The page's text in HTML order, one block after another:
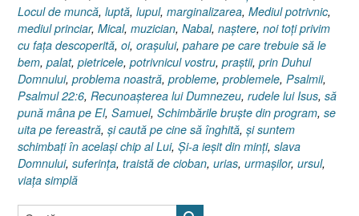
Locul de muncă, luptă, lupul, marginalizarea, Mediul potrivnic,
mediul princiar, Mical, muzician, Nabal, naştere, noi toţi privim
cu faţa descoperită, oi, oraşului, pahare pe care trebuie să le
bem, palat, pietricele, potrivnicul vostru, praştii, prin Duhul
Domnului, problema noastră, probleme, problemele, Psalmii,
Psalmul 22:6, Recunoaşterea lui Dumnezeu, rudele lui Isus, să
pună mâna pe El, Samuel, Schimbările bruşte din program, se
uita pe fereastră, şi caută pe cine să înghită, şi suntem
schimbaţi în acelaşi chip al Lui, Şi-a ieşit din minţi, slava
Domnului, suferinţa, traistă de cioban, urias, urmaşilor, ursul,
viaţa simplă